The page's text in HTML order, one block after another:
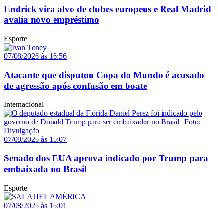
Endrick vira alvo de clubes europeus e Real Madrid
avalia novo empréstimo
Esporte
07/08/2026 às 16:56
Atacante que disputou Copa do Mundo é acusado
de agressão após confusão em boate
Internacional
07/08/2026 às 16:07
Senado dos EUA aprova indicado por Trump para
embaixada no Brasil
Esporte
07/08/2026 às 16:01